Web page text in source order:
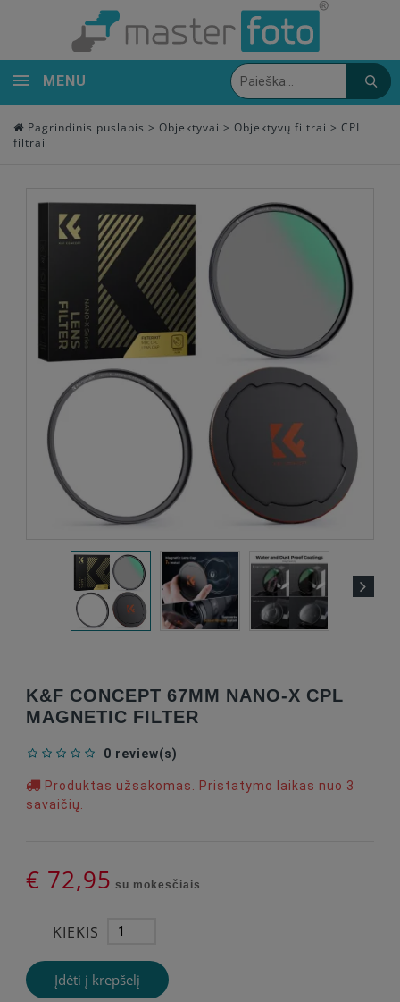
MENU
Pagrindinis puslapis > Objektyvai > Objektyvų filtrai > CPL
filtrai
K&F CONCEPT 67MM NANO-X CPL
MAGNETIC FILTER
0 review(s)
Produktas užsakomas. Pristatymo laikas nuo 3
savaičių.
€ 72,95 su mokesčiais
KIEKIS
Įdėti į krepšelį